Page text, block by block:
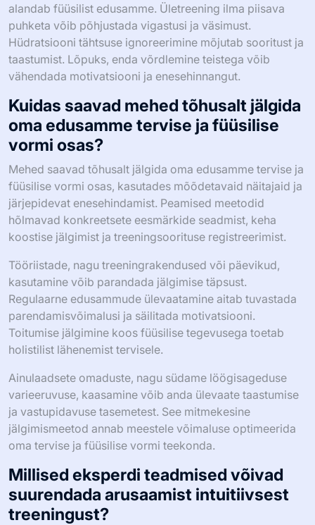
alandab füüsilist edusamme. Ületreening ilma piisava
puhketa võib põhjustada vigastusi ja väsimust.
Hüdratsiooni tähtsuse ignoreerimine mõjutab sooritust ja
taastumist. Lõpuks, enda võrdlemine teistega võib
vähendada motivatsiooni ja enesehinnangut.
Kuidas saavad mehed tõhusalt jälgida
oma edusamme tervise ja füüsilise
vormi osas?
Mehed saavad tõhusalt jälgida oma edusamme tervise ja
füüsilise vormi osas, kasutades mõõdetavaid näitajaid ja
järjepidevat enesehindamist. Peamised meetodid
hõlmavad konkreetsete eesmärkide seadmist, keha
koostise jälgimist ja treeningsoorituse registreerimist.
Tööriistade, nagu treeningrakendused või päevikud,
kasutamine võib parandada jälgimise täpsust.
Regulaarne edusammude ülevaatamine aitab tuvastada
parendamisvõimalusi ja säilitada motivatsiooni.
Toitumise jälgimine koos füüsilise tegevusega toetab
holistilist lähenemist tervisele.
Ainulaadsete omaduste, nagu südame löögisageduse
varieeruvuse, kaasamine võib anda ülevaate taastumise
ja vastupidavuse tasemetest. See mitmekesine
jälgimismeetod annab meestele võimaluse optimeerida
oma tervise ja füüsilise vormi teekonda.
Millised eksperdi teadmised võivad
suurendada arusaamist intuitiivsest
treeningust?